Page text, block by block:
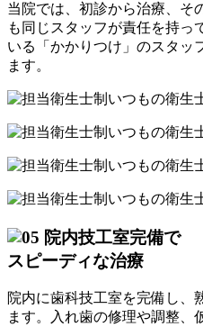
当院では、初診から治療、そ
も同じスタッフが責任を持っ
いる「かかりつけ」のスタッ
ます。
院内技工室完備で
スピーディな治療
院内に歯科技工室を完備し、
ます。入れ歯の修理や調整、